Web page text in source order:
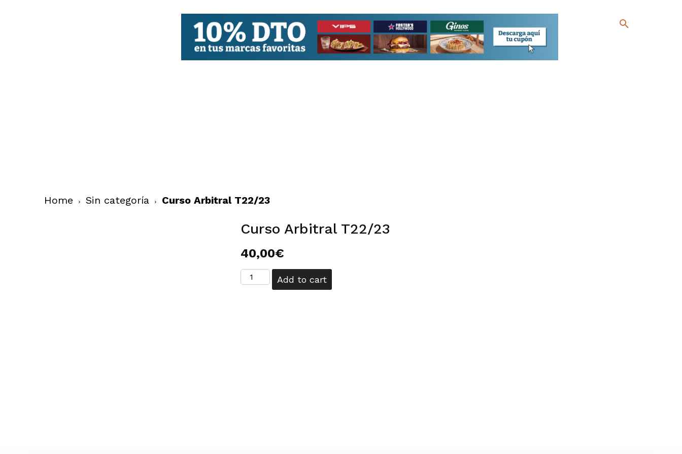
Home Sin categoría Curso Arbitral T22/23
Curso Arbitral T22/23
40,00€
Curso
Arbitral
Add to cart